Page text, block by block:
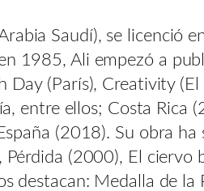
Saudí), se licenció
1985, Ali empezó a
Day (París), Creativity
entre ellos; Costa
(2018). Su obra
(2000), El
destacan: Medalla de